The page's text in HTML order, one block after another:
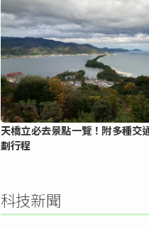
天橋立必去景點一覽！附多種交
劃行程
科技新聞